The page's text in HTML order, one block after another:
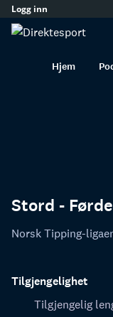
Logg inn
Hjem
Stord - Førde
Norsk Tipping-
Tilgjengelighet
Tilgjengelig